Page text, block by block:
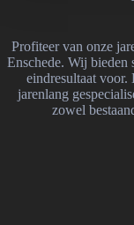
Profiteer van onze
Enschede. Wij bieden
eindresultaat voor.
jarenlang
zowel